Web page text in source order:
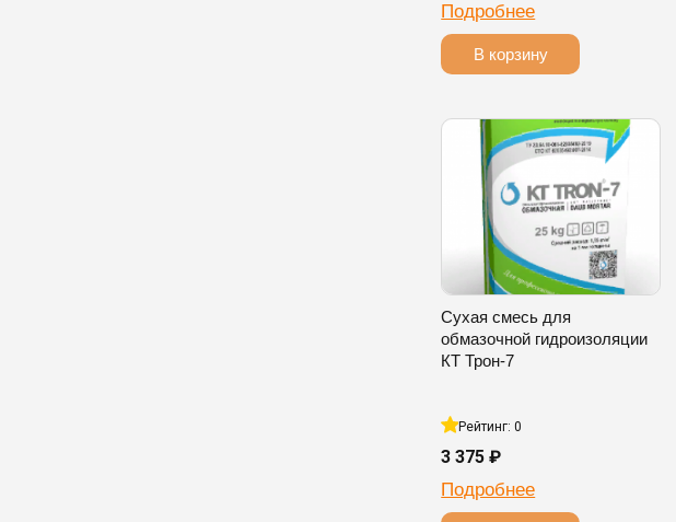
Подробнее
В корзину
Сухая смесь для
обмазочной гидроизоляции
КТ Трон-7
Рейтинг: 0
3 375 ₽
Подробнее